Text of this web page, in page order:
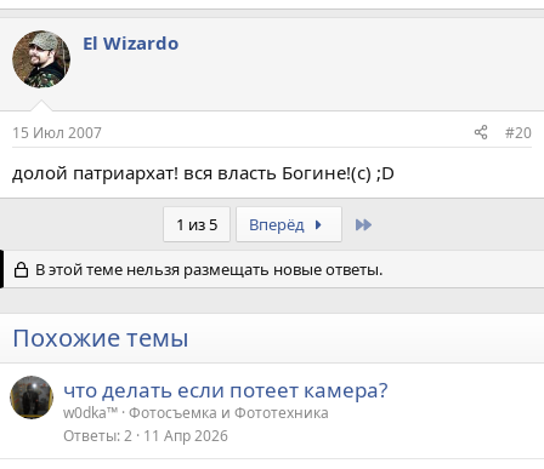
El Wizardo
15 Июл 2007 #20
долой патриархат! вся власть Богине!(с) ;D
1 из 5 Вперёд
В этой теме нельзя размещать новые ответы.
Похожие темы
что делать если потеет камера?
w0dka™ Фотосъемка и Фототехника
Ответы 2 11 Апр 2026